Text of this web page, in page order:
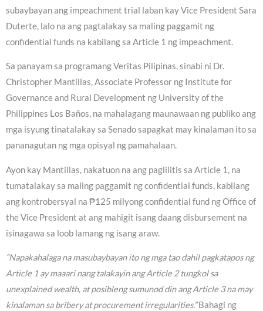
subaybayan ang impeachment trial laban kay Vice President Sara
Duterte, lalo na ang pagtalakay sa maling paggamit ng
confidential funds na kabilang sa Article 1 ng impeachment.
Sa panayam sa programang Veritas Pilipinas, sinabi ni Dr.
Christopher Mantillas, Associate Professor ng Institute for
Governance and Rural Development ng University of the
Philippines Los Baños, na mahalagang maunawaan ng publiko ang
mga isyung tinatalakay sa Senado sapagkat may kinalaman ito sa
pananagutan ng mga opisyal ng pamahalaan.
Ayon kay Mantillas, nakatuon na ang paglilitis sa Article 1, na
tumatalakay sa maling paggamit ng confidential funds, kabilang
ang kontrobersyal na ₱125 milyong confidential fund ng Office of
the Vice President at ang mahigit isang daang disbursement na
isinagawa sa loob lamang ng isang araw.
“Napakahalaga na masubaybayan ito ng mga tao dahil pagkatapos ng
Article 1 ay maaari nang talakayin ang Article 2 tungkol sa
unexplained wealth, at posibleng sumunod din ang Article 3 na may
kinalaman sa bribery at procurement irregularities.”Bahagi ng